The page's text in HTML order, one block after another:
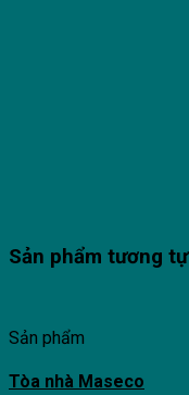
Sản phẩm tương tự
Sản phẩm
Tòa nhà Maseco